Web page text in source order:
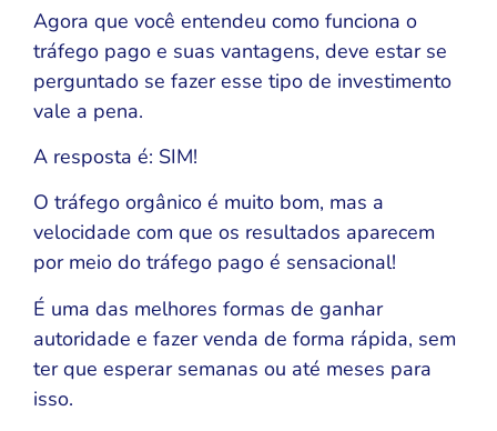
Agora que você entendeu como funciona o
tráfego pago e suas vantagens, deve estar se
perguntado se fazer esse tipo de investimento
vale a pena.
A resposta é: SIM!
O tráfego orgânico é muito bom, mas a
velocidade com que os resultados aparecem
por meio do tráfego pago é sensacional!
É uma das melhores formas de ganhar
autoridade e fazer venda de forma rápida, sem
ter que esperar semanas ou até meses para
isso.